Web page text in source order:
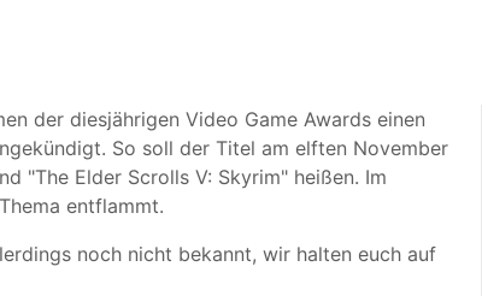
der diesjährigen Video Game Awards einen
So soll der Titel am elften November
"The Elder Scrolls V: Skyrim" heißen. Im
entflammt.
noch nicht bekannt, wir halten euch auf